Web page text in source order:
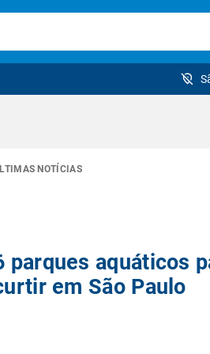
NOTÍCIAS
parques aquáticos
em São Paulo
brasileiro